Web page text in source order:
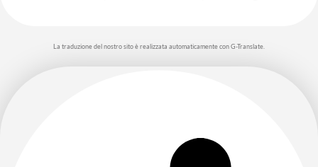
La traduzione del nostro sito è realizzata automaticamente con G-Translate.